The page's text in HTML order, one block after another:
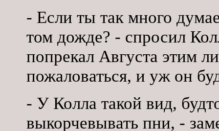
- Если ты так много
том дожде? - спросил
попрекал Августа этим
пожаловаться, и уж он
- У Колла такой вид,
выкорчевывать пни, -